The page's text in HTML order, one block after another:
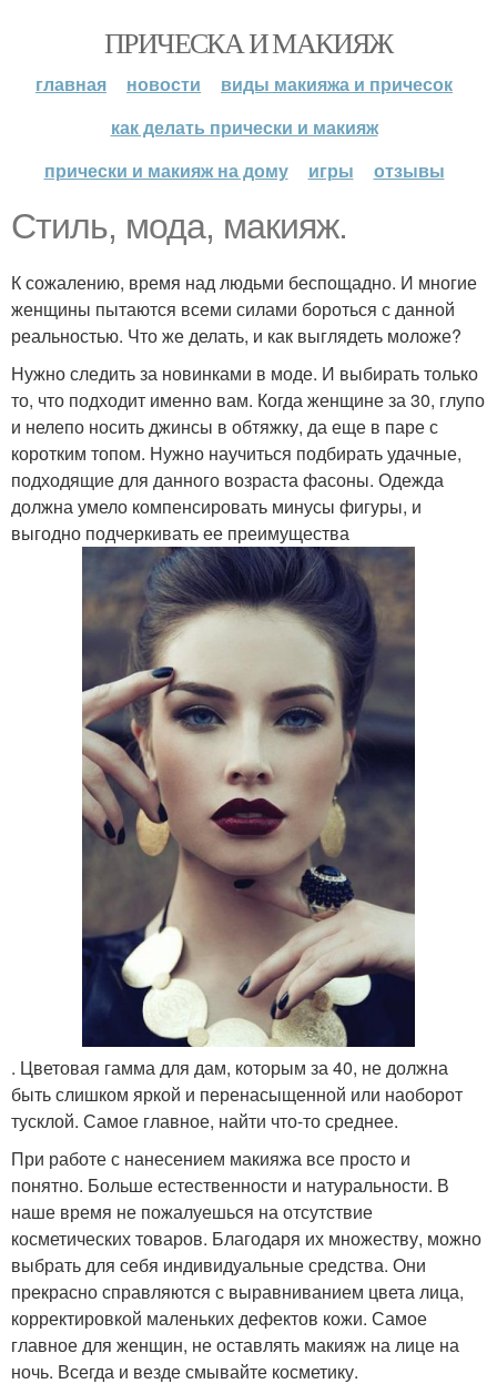
ПРИЧЕСКА И МАКИЯЖ
главная новости
виды макияжа и причесок
как делать прически и макияж
прически и макияж на дому
игры отзывы
Стиль, мода, макияж.
К сожалению, время над людьми беспощадно. И многие
женщины пытаются всеми силами бороться с данной
реальностью. Что же делать, и как выглядеть моложе?
Нужно следить за новинками в моде. И выбирать только
то, что подходит именно вам. Когда женщине за 30, глупо
и нелепо носить джинсы в обтяжку, да еще в паре с
коротким топом. Нужно научиться подбирать удачные,
подходящие для данного возраста фасоны. Одежда
должна умело компенсировать минусы фигуры, и
выгодно подчеркивать ее преимущества
. Цветовая гамма для дам, которым за 40, не должна
быть слишком яркой и перенасыщенной или наоборот
тусклой. Самое главное, найти что-то среднее.
При работе с нанесением макияжа все просто и
понятно. Больше естественности и натуральности. В
наше время не пожалуешься на отсутствие
косметических товаров. Благодаря их множеству, можно
выбрать для себя индивидуальные средства. Они
прекрасно справляются с выравниванием цвета лица,
корректировкой маленьких дефектов кожи. Самое
главное для женщин, не оставлять макияж на лице на
ночь. Всегда и везде смывайте косметику.